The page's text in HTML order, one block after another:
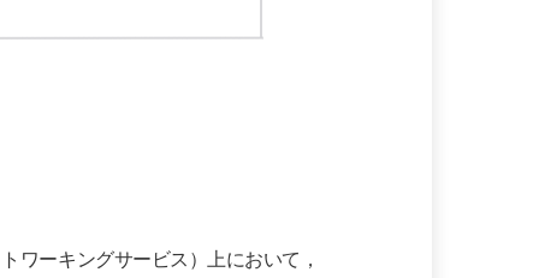
ワーキングサービス）上において，